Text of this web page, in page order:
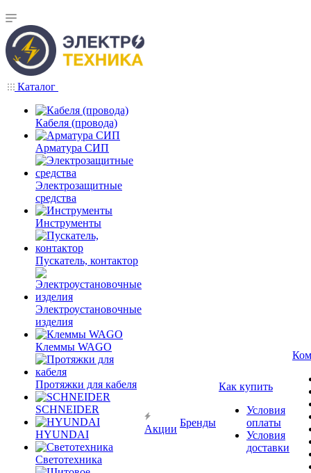
Каталог
Кабеля (провода)
Арматура СИП
Электрозащитные
средства
Инструменты
Пускатель, контактор
Электроустановочные
изделия
Клеммы WAGO
Протяжки для кабеля
SCHNEIDER
HYUNDAI
Светотехника
Акции
Бренды
Как купить
Условия
оплаты
Условия
доставки